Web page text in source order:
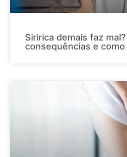
Siririca demais faz
consequências e